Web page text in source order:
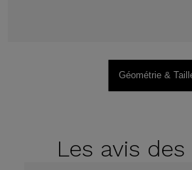
Géométrie &
Les avis